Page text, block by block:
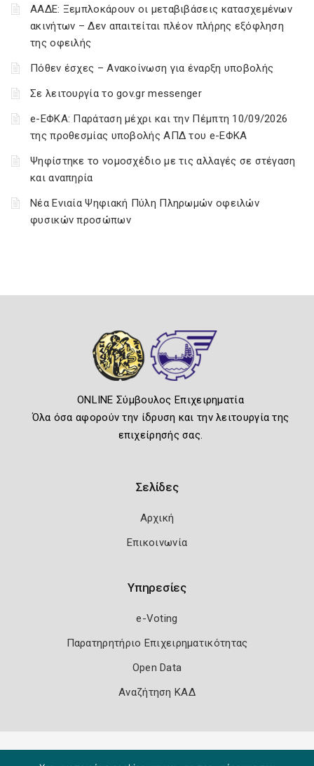
ΑΑΔΕ: Ξεμπλοκάρουν οι μεταβιβάσεις κατασχεμένων
ακινήτων – Δεν απαιτείται πλέον πλήρης εξόφληση
της οφειλής
Πόθεν έσχες – Ανακοίνωση για έναρξη υποβολής
Σε λειτουργία το gov.gr messenger
e-ΕΦΚΑ: Παράταση μέχρι και την Πέμπτη 10/09/2026
της προθεσμίας υποβολής ΑΠΔ του e-ΕΦΚΑ
Ψηφίστηκε το νομοσχέδιο με τις αλλαγές σε στέγαση
και αναπηρία
Νέα Ενιαία Ψηφιακή Πύλη Πληρωμών οφειλών
φυσικών προσώπων
ONLINE Σύμβουλος Επιχειρηματία
Όλα όσα αφορούν την ίδρυση και την λειτουργία της
επιχείρησής σας.
Σελίδες
Αρχική
Επικοινωνία
Υπηρεσίες
e-Voting
Παρατηρητήριο Επιχειρηματικότητας
Open Data
Αναζήτηση ΚΑΔ